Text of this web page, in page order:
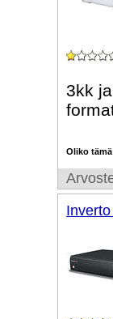
3kk
Oliko